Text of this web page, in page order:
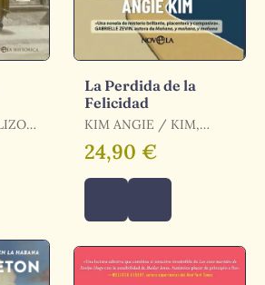
La Perdida de la
Felicidad
KIM ANGIE / KIM,
ANGIE
24,90 €